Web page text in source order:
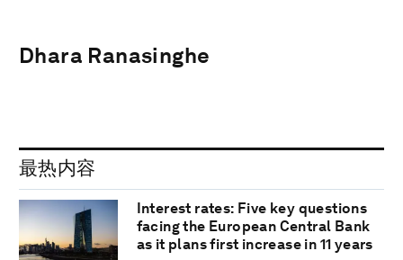
Dhara Ranasinghe
最热内容
Interest rates: Five key questions
facing the European Central Bank
as it plans first increase in 11 years